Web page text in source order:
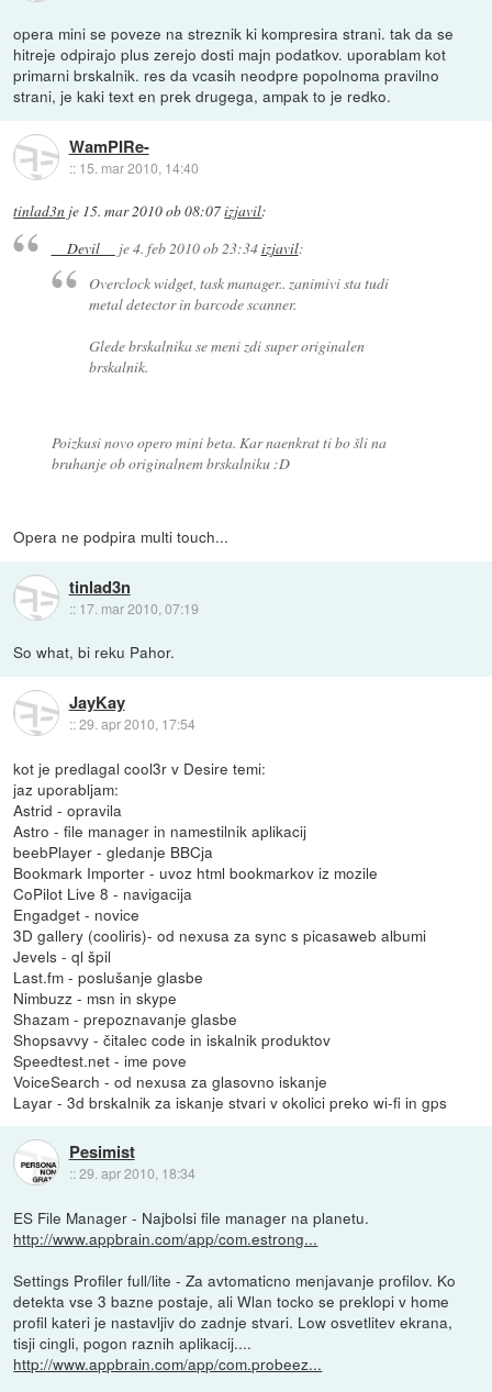
opera mini se poveze na streznik ki kompresira strani. tak da se
hitreje odpirajo plus zerejo dosti majn podatkov. uporablam kot
primarni brskalnik. res da vcasih neodpre popolnoma pravilno
strani, je kaki text en prek drugega, ampak to je redko.
WamPIRe-
:: 15. mar 2010, 14:40
tinlad3n je 15. mar 2010 ob 08:07izjavil:
__Devil__ je4. feb 2010 ob 23:34izjavil:
Overclock widget, task manager.. zanimivi sta tudi
metal detector in barcode scanner.
Glede brskalnika se meni zdi super originalen
brskalnik.
Poizkusi novo opero mini beta. Kar naenkrat ti bo šli na
bruhanje ob originalnem brskalniku :D
Opera ne podpira multi touch...
tinlad3n
:: 17. mar 2010, 07:19
So what, bi reku Pahor.
JayKay
::29. apr 2010, 17:54
kot je predlagal cool3r v Desire temi:
jaz uporabljam:
Astrid - opravila
Astro - file manager in namestilnik aplikacij
beebPlayer - gledanje BBCja
Bookmark Importer - uvoz html bookmarkov iz mozile
CoPilot Live 8 - navigacija
Engadget - novice
3D gallery (cooliris)- od nexusa za sync s picasaweb albumi
Jevels - ql špil
Last.fm - poslušanje glasbe
Nimbuzz - msn in skype
Shazam - prepoznavanje glasbe
Shopsavvy - čitalec code in iskalnik produktov
Speedtest.net - ime pove
VoiceSearch - od nexusa za glasovno iskanje
Layar - 3d brskalnik za iskanje stvari v okolici preko wi-fi in gps
Pesimist
::29. apr 2010, 18:34
ES File Manager - Najbolsi file manager na planetu.
http://www.appbrain.com/app/com.estrong...
Settings Profiler full/lite - Za avtomaticno menjavanje profilov. Ko
detekta vse 3 bazne postaje, ali Wlan tocko se preklopi v home
profil kateri je nastavljiv do zadnje stvari. Low osvetlitev ekrana,
tisji cingli, pogon raznih aplikacij....
http://www.appbrain.com/app/com.probeez...